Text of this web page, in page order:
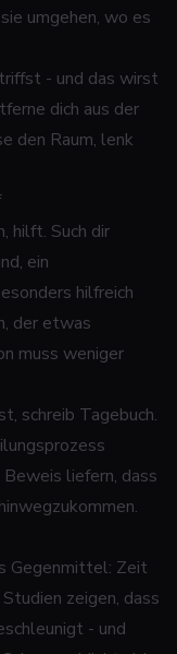
umgehen, wo es
- und das wirst
dich aus der
den Raum, lenk
hilft. Such dir
ein
hilfreich
der etwas
muss weniger
schreib Tagebuch.
liefern, dass
Gegenmittel: Zeit
zeigen, dass
- und